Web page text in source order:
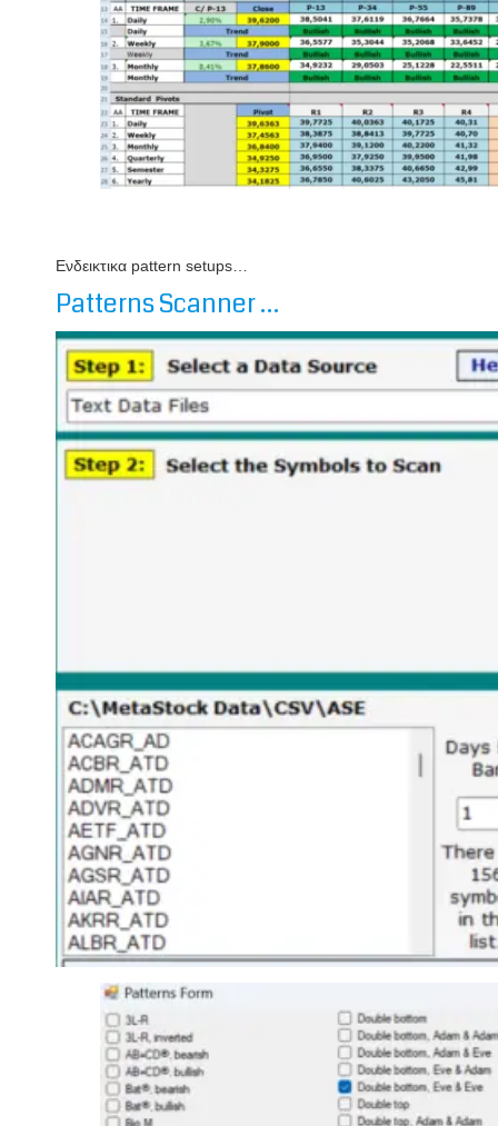
Ενδεικτικα pattern setups…
Patterns Scanner …